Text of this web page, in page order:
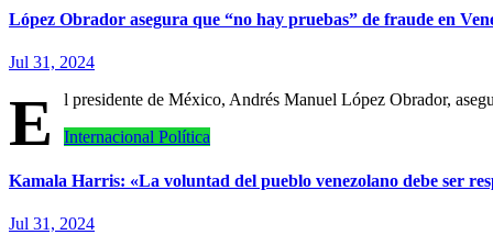
López Obrador asegura que “no hay pruebas” de fraude en
Jul 31, 2024
E
l presidente de México, Andrés Manuel López Obrador,
Internacional Política
Kamala Harris: «La voluntad del pueblo venezolano debe ser
Jul 31, 2024